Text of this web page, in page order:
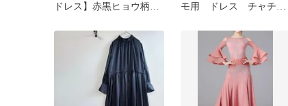
ドレス】赤黒ヒョウ柄*
★Mサイズ
モ用 ドレス チャチ